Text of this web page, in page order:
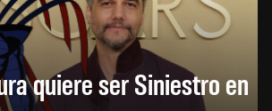
quiere ser Siniestro en